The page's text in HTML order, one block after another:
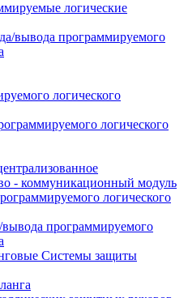
логические
вывода программируемого
логического
логического
- коммуникационный модуль
логического
программируемого
Системы защиты